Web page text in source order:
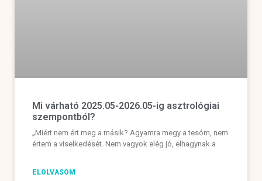
Mi várható 2025.05-2026.05-ig asztrológiai
szempontból?
„Miért nem ért meg a másik? Agyamra megy a tesóm, nem
értem a viselkedését. Nem vagyok elég jó, elhagynak a
ELOLVASOM